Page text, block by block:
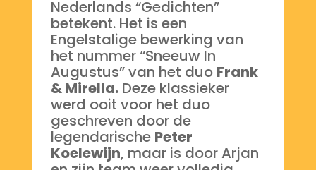
Nederlands “Gedichten”
betekent. Het is een
Engelstalige bewerking van
het nummer “Sneeuw In
Augustus” van het duo Frank
& Mirella.Deze klassieker
werd ooit voor het duo
geschreven door de
legendarische Peter
Koelewijn, maar is door Arjan